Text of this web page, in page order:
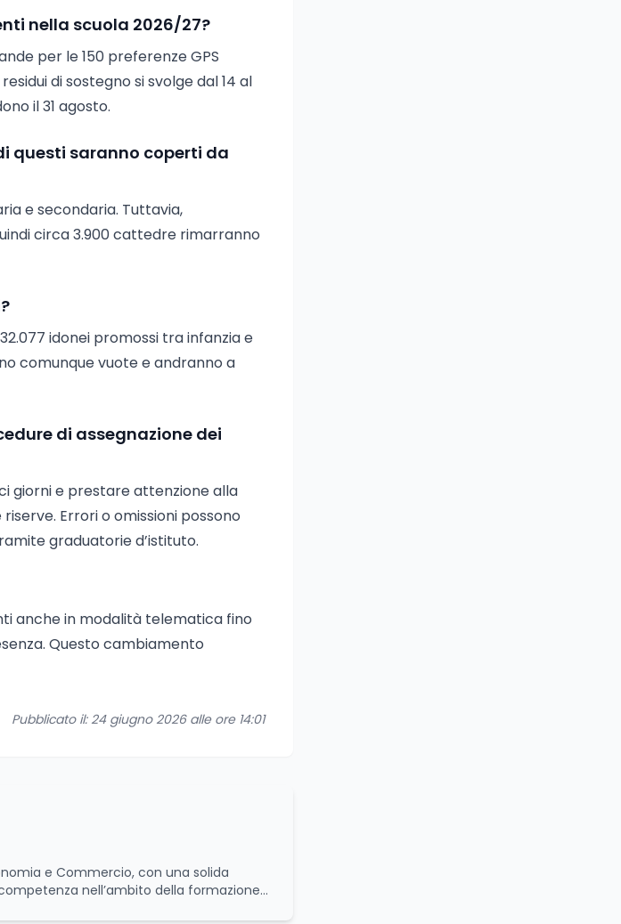
nella scuola 2026/27?
per le 150 preferenze GPS
di sostegno si svolge dal 14 al
il 31 agosto.
questi saranno coperti da
e secondaria. Tuttavia,
circa 3.900 cattedre rimarranno
idonei promossi tra infanzia e
comunque vuote e andranno a
di assegnazione dei
giorni e prestare attenzione alla
Errori o omissioni possono
graduatorie d’istituto.
anche in modalità telematica fino
Questo cambiamento
Pubblicato il: 24 giugno 2026 alle ore 14:01
e Commercio, con una solida
nell’ambito della formazione